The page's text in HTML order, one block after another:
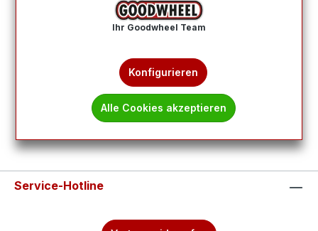
Produkte filtern
Keine Produkte gefunden.
Service-Hotline
Ihr Goodwheel Team
Konfigurieren
Alle Cookies akzeptieren